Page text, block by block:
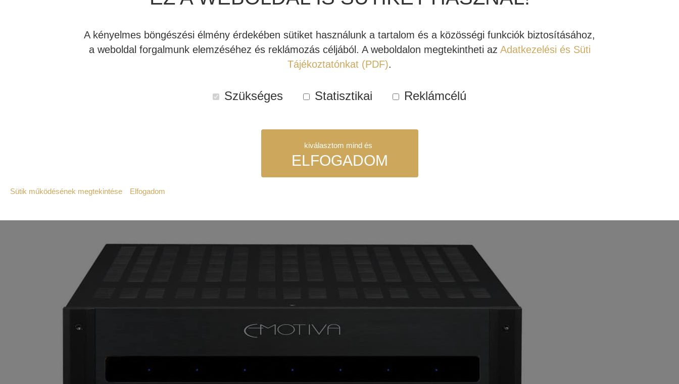
gyártási kapacitással és hatókörrel számos piaci szegmens irányába, hogy újraértelmezze a megfizethető audiofil termék fogalmát.”
Hogy az audiofil felhasználók szerteágazó igényeinek megfeleljenek, az XPA Gen 3 erősítők teljes mértékben a személyre szabhatóság és konfigurálhatóság
egyénileg összeállítható eszközök, melyeket végtelen féle variációban alkalmazhatunk a legkülönfélébb hifi vagy házimozi
rendszerekhez. Az „egybecsomagolt” kompakt megoldások másik végletét képező készülékmonstrumok ideális partnerek akár egy mélyláda, de sztereó rendszer és
komplet házimozi hangfal szett hajtására is. Egyedi, moduláris, USA-ban tervezett felépítésük azt eredményezi, hogy a rendszerszükségleteknek megfelelően
A kényelmes böngészési élmény érdekében sütiket használunk a tartalom és a közösségi funkciók biztosításához,
a weboldal forgalmunk elemzéséhez és reklámozás céljából. A weboldalon megtekintheti az Adatkezelési és Süti
Tájékoztatónkat (PDF).
Szükséges Statisztikai Reklámcélú
kiválasztom mind és
ELFOGADOM
Az weboldal működéséhez elengedhetetlenül szükséges sütik. Ezek nélkül a weboldalt nem lehet megtekinteni.
A weboldal statisztikáinak elemzésével tudjuk weboldalunkat hatékonyabbá tenni, hogy a lehető legmagasabb felhasználói élményt nyújtsuk kedves
látogatóinknak. Ezért gyűjtünk statisztikai adatokat a Google Analytics segítségével, amely kizárólag az IP címeket tárolja a személyes adatok közül.
Azért települnek ezek a sütik, hogy a felhasználót számára egyedi, releváns, érdeklődési körébe tartozó reklámajánlatokkal tudjuk megcélozni.
Sütik működésének megtekintése Elfogadom